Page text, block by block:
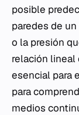
posible
paredes de
o la presión
relación lineal
esencial para
para
medios